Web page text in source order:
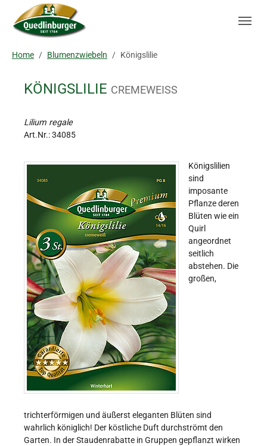
Skip to main navigation
Zum Hauptinhalt springen
Skip to page footer
Home Blumenzwiebeln Königslilie
KÖNIGSLILIE CREMEWEISS
Lilium regale
Art.Nr.:34085
Königslilien
sind
imposante
Pflanze deren
Blüten wie ein
Quirl
angeordnet
seitlich
abstehen. Die
großen,
trichterförmigen und äußerst eleganten Blüten sind
wahrlich königlich! Der köstliche Duft durchströmt den
Garten. In der Staudenrabatte in Gruppen gepflanzt wirken